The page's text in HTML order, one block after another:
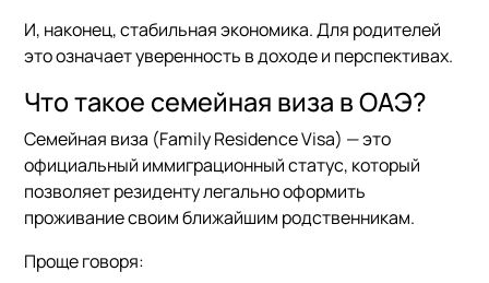
И, наконец, стабильная экономика. Для родителей
это означает уверенность в доходе и перспективах.
Что такое семейная виза в ОАЭ?
Семейная виза (Family Residence Visa) — это
официальный иммиграционный статус, который
позволяет резиденту легально оформить
проживание своим ближайшим родственникам.
Проще говоря: